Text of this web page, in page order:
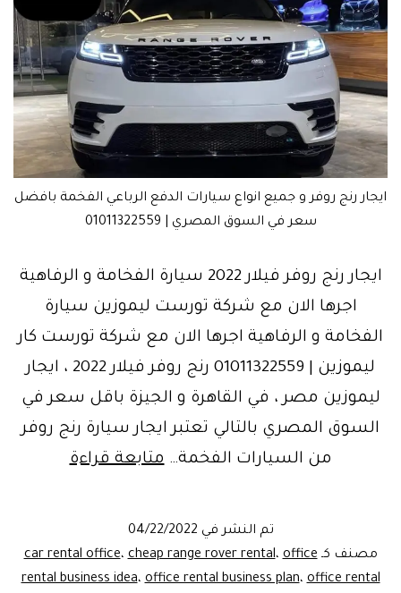
ايجار رنج روفر و جميع انواع سيارات الدفع الرباعي الفخمة بافضل
سعر في السوق المصري | 01011322559
ايجار رنج روفر فيلار 2022 سيارة الفخامة و الرفاهية
اجرها الان مع شركة تورست ليموزين سيارة
الفخامة و الرفاهية اجرها الان مع شركة تورست كار
ليموزين | 01011322559 رنج روفر فيلار 2022 ، ايجار
ليموزين مصر ، في القاهرة و الجيزة باقل سعر في
السوق المصري بالتالي تعتبر ايجار سيارة رنج روفر
من السيارات الفخمة…متابعة قراءة
رنج
روفر
تم النشر في 04/22/2022
مصنف كـ
car rental office،cheap range rover rental،office
rental business idea،office rental business plan،office rental